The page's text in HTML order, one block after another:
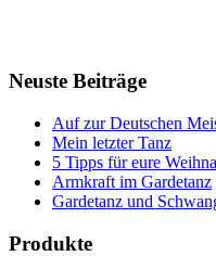
Neuste Beiträge
Auf zur Deutschen
Mein letzter Tanz
5 Tipps für eure
Armkraft im Gardetanz
Gardetanz und
Produkte